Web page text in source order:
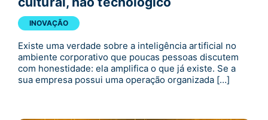
INOVAÇÃO
Existe uma verdade sobre a inteligência artificial no
ambiente corporativo que poucas pessoas discutem
com honestidade: ela amplifica o que já existe. Se a
sua empresa possui uma operação organizada […]